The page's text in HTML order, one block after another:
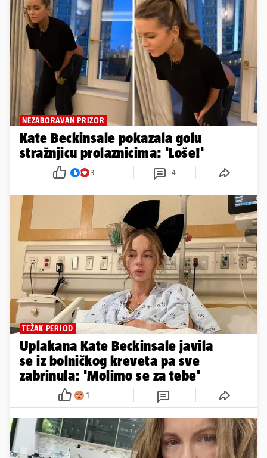
NEZABORAVAN PRIZOR
Kate Beckinsale pokazala golu
stražnjicu prolaznicima: 'Loše!'
3 4
TEŽAK PERIOD
Uplakana Kate Beckinsale javila
se iz bolničkog kreveta pa sve
zabrinula: 'Molimo se za tebe'
1